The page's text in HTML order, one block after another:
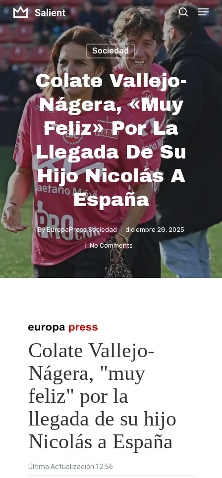
Skip
to
main
content
search
Menu
Sociedad
Colate Vallejo-
Nágera, «muy
Feliz» Por La
Llegada De Su
Hijo Nicolás A
España
By EuropaPress Sociedad diciembre 28, 2025
No Comments
Close